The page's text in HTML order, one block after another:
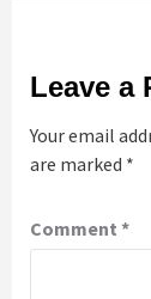
Leave a
Your email
are marked *
Comment *